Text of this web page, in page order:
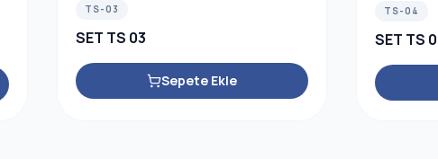
TS-03
SET TS 03
Sepete Ekle
TS-04
SET TS